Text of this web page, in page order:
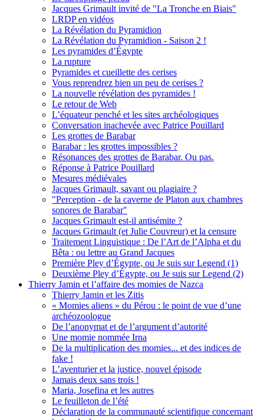
Jacques Grimault invité de "La Tronche en Biais"
LRDP en vidéos
La Révélation du Pyramidion
La Révélation du Pyramidion - Saison 2 !
Les pyramides d’Égypte
La rupture
Pyramides et cueillette des cerises
Vous reprendrez bien un peu de cerises ?
La nouvelle révélation des pyramides !
Le retour de Web
L’équateur penché et les sites archéologiques
Conversation inachevée avec Patrice Pouillard
Les grottes de Barabar
Barabar : les grottes impossibles ?
Résonances des grottes de Barabar. Ou pas.
Réponse à Patrice Pouillard
Mesures médiévales
Jacques Grimault, savant ou plagiaire ?
"Perception - de la caverne de Platon aux chambres
sonores de Barabar"
Jacques Grimault est-il antisémite ?
Jacques Grimault (et Julie Couvreur) et la censure
Traitement Linguistique : De l’Art de l’Alpha et du
Bêta : ou lettre au Grand Jacques
Première Pley d’Égypte, ou Je suis sur Legend (1)
Deuxième Pley d’Égypte, ou Je suis sur Legend (2)
Thierry Jamin et l’affaire des momies de Nazca
Thierry Jamin et les Zitis
« Momies aliens » du Pérou : le point de vue d’une
archéozoologue
De l’anonymat et de l’argument d’autorité
Une momie nommée Irna
De la multiplication des momies... et des indices de
fake !
L’aventurier et la justice, nouvel épisode
Jamais deux sans trois !
Maria, Josefina et les autres
Le feuilleton de l’été
Déclaration de la communauté scientifique concernant